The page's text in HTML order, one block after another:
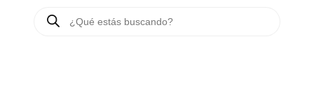
PRODUCTOS